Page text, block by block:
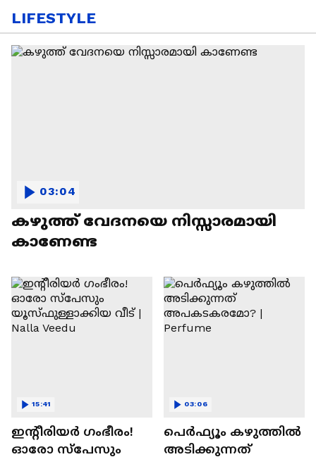
LIFESTYLE
കഴുത്ത് വേദനയെ നിസ്സാരമായി
കാണേണ്ട
03:04
ഇന്റീരിയർ ഗംഭീരം!
ഓരോ സ്‌പേസും
15:41
പെർഫ്യൂം കഴുത്തിൽ
അടിക്കുന്നത്
03:06